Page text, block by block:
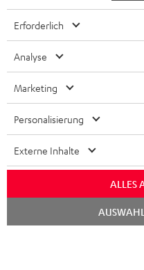
ULTIMA-SERIE
IN-EAR-KOPFHÖRER
FANSHOP
NEUHEITEN
DEINE VORTEILE BEI TEUFEL
UNSER MANAGEMENT
NACHHALTIGKEIT
UNSERE WERTE
BILDUNGSRABATT
POLEN
SPANIEN
ITALIEN
Technische Änderungen,
Fotos abgebildete Zubehör ist
Entsorgungsgebühren für Batterien
Datenschutz
Vertrag widerrufen
Erforderlich
Analyse
Marketing
Personalisierung
Externe Inhalte
ALLES